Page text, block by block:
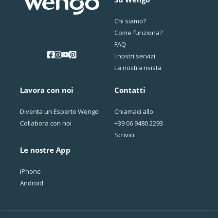
Chi siamo?
Come funziona?
FAQ
I nostri servizi
La nostra rivista
Lavora con noi
Diventa un Esperto Wengo
Collabora con noi
Le nostre App
iPhone
Android
Contatti
Chiamaci allo
+39 06 9480 2293
Scrivici